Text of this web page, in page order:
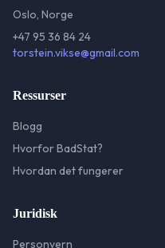
Oslo, Norge
+47 95 36 84 24
torstein.vikse@gmail.com
Ressurser
Blogg
Hvorfor BadStat?
Hvordan det fungerer
Juridisk
Personvern